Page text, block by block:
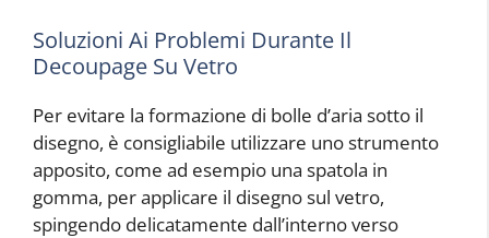
Soluzioni Ai Problemi Durante Il
Decoupage Su Vetro
Per evitare la formazione di bolle d’aria sotto il
disegno, è consigliabile utilizzare uno strumento
apposito, come ad esempio una spatola in
gomma, per applicare il disegno sul vetro,
spingendo delicatamente dall’interno verso